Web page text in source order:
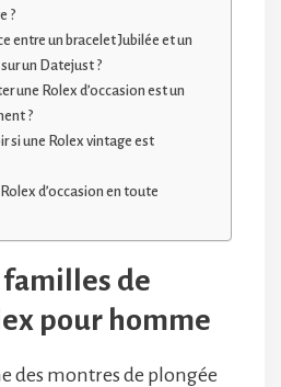
?
entre un bracelet Jubilée et un
un Datejust ?
une Rolex d’occasion est un
?
si une Rolex vintage est
d’occasion en toute
familles de
pour homme
des montres de plongée